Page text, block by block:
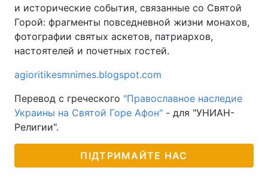
и исторические события, связанные со Святой
Горой: фрагменты повседневной жизни монахов,
фотографии святых аскетов, патриархов,
настоятелей и почетных гостей.
agioritikesmnimes.blogspot.com
Перевод с греческого "Православное наследие
Украины на Святой Горе Афон" - для "УНИАН-
Религии".
ПІДТРИМАЙТЕ НАС